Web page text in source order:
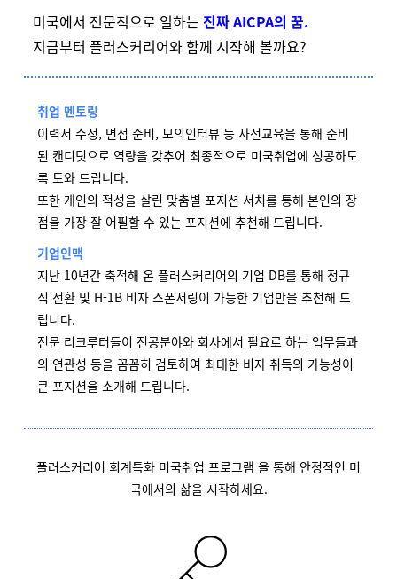
미국에서 전문직으로 일하는 진짜 AICPA의 꿈.
지금부터 플러스커리어와 함께 시작해 볼까요?
취업 멘토링
이력서 수정, 면접 준비, 모의인터뷰 등 사전교육을 통해 준비
된 캔디딧으로 역량을 갖추어 최종적으로 미국취업에 성공하도
록 도와 드립니다.
또한 개인의 적성을 살린 맞춤별 포지션 서치를 통해 본인의 장
점을 가장 잘 어필할 수 있는 포지션에 추천해 드립니다.
기업인맥
지난 10년간 축적해 온 플러스커리어의 기업 DB를 통해 정규
직 전환 및 H-1B 비자 스폰서링이 가능한 기업만을 추천해 드
립니다.
전문 리크루터들이 전공분야와 회사에서 필요로 하는 업무들과
의 연관성 등을 꼼꼼히 검토하여 최대한 비자 취득의 가능성이
큰 포지션을 소개해 드립니다.
플러스커리어 회계특화 미국취업 프로그램 을 통해 안정적인 미
국에서의 삶을 시작하세요.